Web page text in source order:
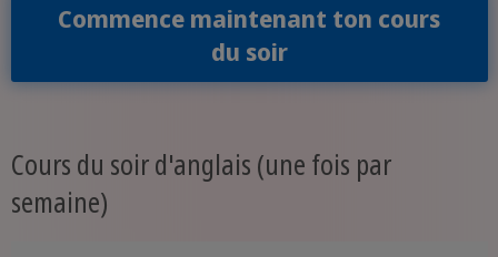
Commence maintenant ton cours
du soir
Cours du soir d'anglais (une fois par
semaine)